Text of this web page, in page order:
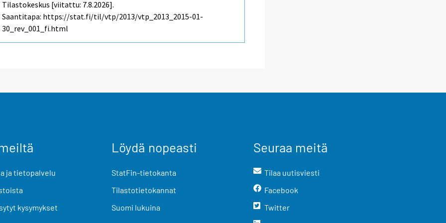
Tilastokeskus [viitattu: 7.8.2026].
Saantitapa: https://stat.fi/til/vtp/2013/vtp_2013_2015-01-
30_rev_001_fi.html
ja tietopalvelu
kysymykset
Löydä nopeasti
StatFin-tietokanta
Tilastotietokannat
Suomi lukuina
Seuraa meitä
Tilaa uutisviesti
Facebook
Twitter